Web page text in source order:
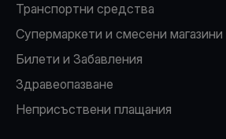
Транспортни средства
Супермаркети и смесени магазини
Билети и Забавления
Здравеопазване
Неприсъствени плащания